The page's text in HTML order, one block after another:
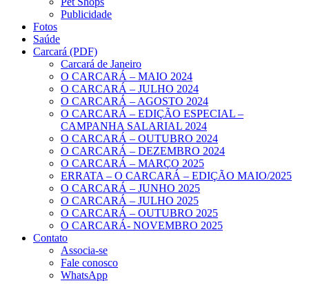
Publicidade
Fotos
Saúde
Carcará (PDF)
Carcará de Janeiro
O CARCARÁ – MAIO 2024
O CARCARÁ – JULHO 2024
O CARCARÁ – AGOSTO 2024
O CARCARÁ – EDIÇÃO ESPECIAL –
CAMPANHA SALARIAL 2024
O CARCARÁ – OUTUBRO 2024
O CARCARÁ – DEZEMBRO 2024
O CARCARÁ – MARÇO 2025
ERRATA – O CARCARÁ – EDIÇÃO MAIO/2025
O CARCARÁ – JUNHO 2025
O CARCARÁ – JULHO 2025
O CARCARÁ – OUTUBRO 2025
O CARCARÁ- NOVEMBRO 2025
Contato
Associa-se
Fale conosco
WhatsApp